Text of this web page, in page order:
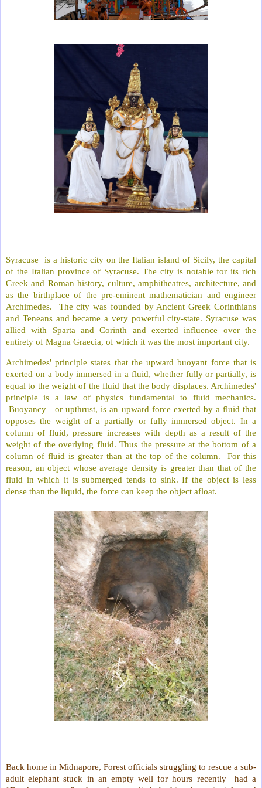
Syracuse is a historic city on the Italian island of Sicily, the capital
of the Italian province of Syracuse. The city is notable for its rich
Greek and Roman history, culture, amphitheatres, architecture, and
as the birthplace of the pre-eminent mathematician and engineer
Archimedes. The city was founded by Ancient Greek Corinthians
and Teneans and became a very powerful city-state. Syracuse was
allied with Sparta and Corinth and exerted influence over the
entirety of Magna Graecia, of which it was the most important city.
Archimedes' principle states that the upward buoyant force that is
exerted on a body immersed in a fluid, whether fully or partially, is
equal to the weight of the fluid that the body displaces. Archimedes'
principle is a law of physics fundamental to fluid mechanics.
Buoyancy or upthrust, is an upward force exerted by a fluid that
opposes the weight of a partially or fully immersed object. In a
column of fluid, pressure increases with depth as a result of the
weight of the overlying fluid. Thus the pressure at the bottom of a
column of fluid is greater than at the top of the column. For this
reason, an object whose average density is greater than that of the
fluid in which it is submerged tends to sink. If the object is less
dense than the liquid, the force can keep the object afloat.
Back home in Midnapore, Forest officials struggling to rescue a sub-
adult elephant stuck in an empty well for hours recently had a